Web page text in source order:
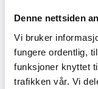
Denne nettsiden
Vi bruker
fungere ordentlig,
funksjoner knyttet
trafikken vår. Vi
Maxburger
Gjelder ikke